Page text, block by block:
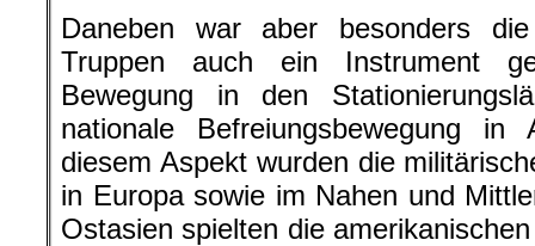
Daneben war aber besonders
Truppen auch ein Instrument
Bewegung in den
nationale Befreiungsbewegung
diesem Aspekt wurden die
in Europa sowie im Nahen und
Ostasien spielten die